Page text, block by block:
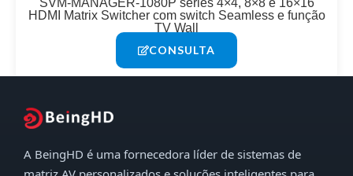
HDMI Matrix Switcher com switch Seamless e função
TV Wall
CONSULTA
A BeingHD é uma fornecedora líder de sistemas de